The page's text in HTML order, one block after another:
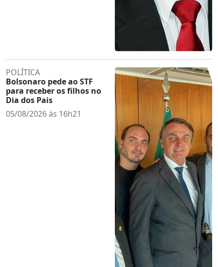
POLÍTICA
Bolsonaro pede ao STF
para receber os filhos no
Dia dos Pais
05/08/2026 às 16h21